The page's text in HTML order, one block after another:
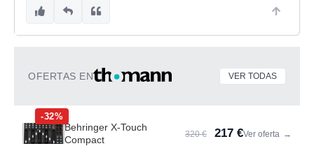
OFERTAS EN VER TODAS
-32%
Behringer X-Touch
Compact
320 € 217 €Ver oferta →